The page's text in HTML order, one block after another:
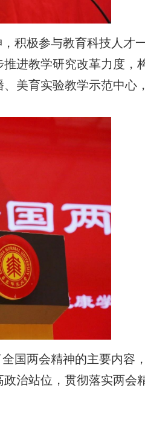
积极参与教育科技人才
进教学研究改革力度，
美育实验教学示范中心
国两会精神的主要内容
治站位，贯彻落实两会